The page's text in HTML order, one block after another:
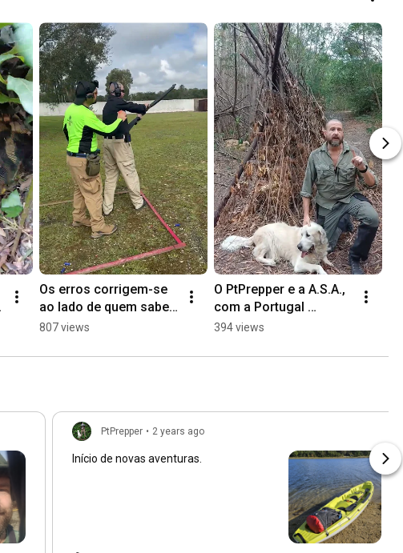
Os erros corrigem-se
ao lado de quem sabe!
@CTVN - Clube Tiro
Novas@canal10centra
807 views
O PtPrepper e a A.S.A.,
com a Portugal
Preppers trazem o
25 e 26 de Outubro.
394 views
PtPrepper • 2 years ago
Início de novas aventuras.